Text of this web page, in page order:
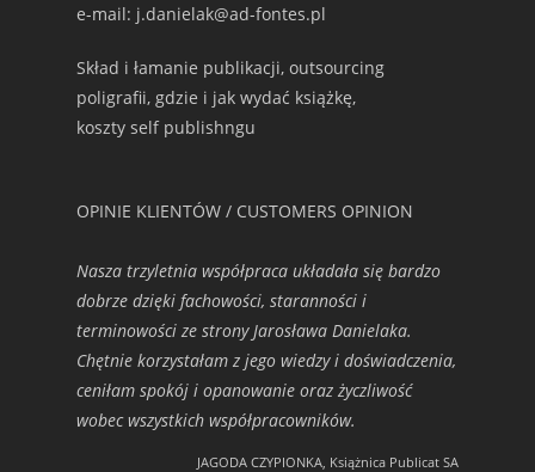
e-mail: j.danielak@ad-fontes.pl
Skład i łamanie publikacji, outsourcing
poligrafii, gdzie i jak wydać książkę,
koszty self publishngu
OPINIE KLIENTÓW / CUSTOMERS OPINION
Nasza trzyletnia współpraca układała się bardzo
dobrze dzięki fachowości, staranności i
terminowości ze strony Jarosława Danielaka.
Chętnie korzystałam z jego wiedzy i doświadczenia,
ceniłam spokój i opanowanie oraz życzliwość
wobec wszystkich współpracowników.
JAGODA CZYPIONKA, Książnica Publicat SA